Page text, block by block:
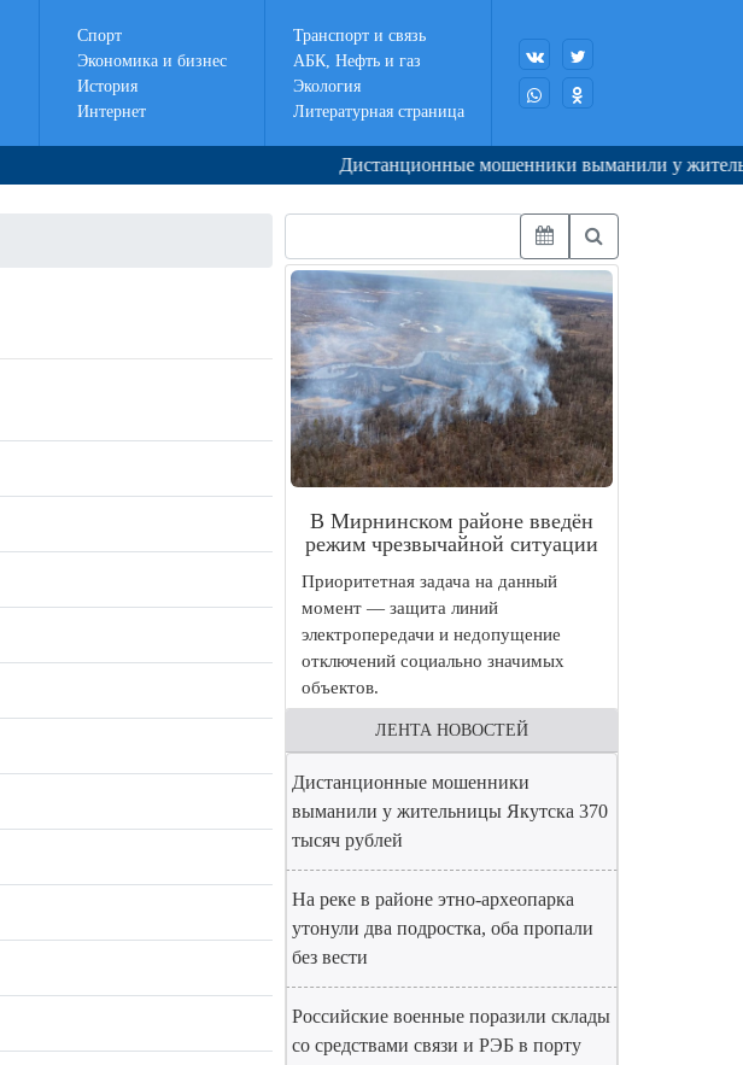
Спорт
Экономика и бизнес
История
Интернет
Транспорт и связь
АБК, Нефть и газ
Экология
Литературная страница
Дистанционные мошенники выманили у жительницы
В Мирнинском районе введён
режим чрезвычайной ситуации
Приоритетная задача на данный
момент — защита линий
электропередачи и недопущение
отключений социально значимых
объектов.
ЛЕНТА НОВОСТЕЙ
Дистанционные мошенники
выманили у жительницы Якутска 370
тысяч рублей
На реке в районе этно-археопарка
утонули два подростка, оба пропали
без вести
Российские военные поразили склады
со средствами связи и РЭБ в порту